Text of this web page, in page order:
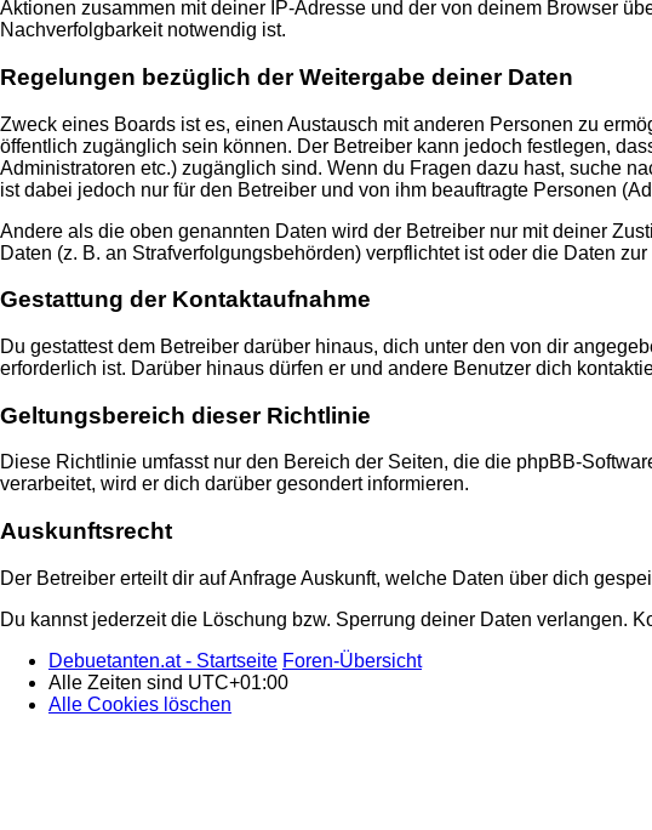
Aktionen zusammen mit deiner IP-Adresse und der von deinem Browser
Nachverfolgbarkeit notwendig ist.
Regelungen bezüglich der Weitergabe deiner Daten
Zweck eines Boards ist es, einen Austausch mit anderen Personen zu
öffentlich zugänglich sein können. Der Betreiber kann jedoch festlegen,
Administratoren etc.) zugänglich sind. Wenn du Fragen dazu hast, suche
ist dabei jedoch nur für den Betreiber und von ihm beauftragte Personen
Andere als die oben genannten Daten wird der Betreiber nur mit deiner
Daten (z. B. an Strafverfolgungsbehörden) verpflichtet ist oder die Daten
Gestattung der Kontaktaufnahme
Du gestattest dem Betreiber darüber hinaus, dich unter den von dir
erforderlich ist. Darüber hinaus dürfen er und andere Benutzer dich
Geltungsbereich dieser Richtlinie
Diese Richtlinie umfasst nur den Bereich der Seiten, die die phpBB-
verarbeitet, wird er dich darüber gesondert informieren.
Auskunftsrecht
Der Betreiber erteilt dir auf Anfrage Auskunft, welche Daten über dich
Du kannst jederzeit die Löschung bzw. Sperrung deiner Daten verlangen.
Debuetanten.at - Startseite Foren-Übersicht
Alle Zeiten sind UTC+01:00
Alle Cookies löschen